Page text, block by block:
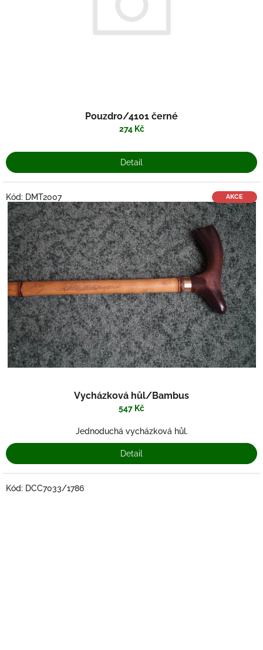
Pouzdro/4101 černé
274 Kč
Detail
AKCE
Vycházková hůl/Bambus
547 Kč
Jednoduchá vycházková hůl.
Detail
Kód: DMT2007
Kód: DCC7033/1786